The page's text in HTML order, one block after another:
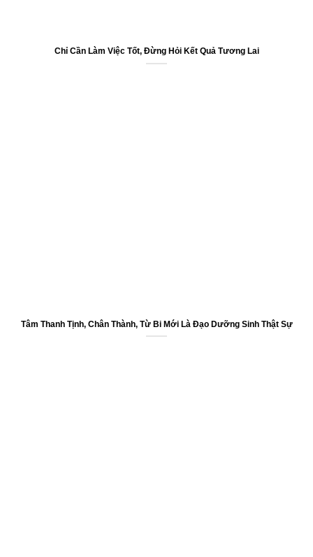
Chỉ Cần Làm Việc Tốt, Đừng Hỏi Kết Quả Tương Lai
Tâm Thanh Tịnh, Chân Thành, Từ Bi Mới Là Đạo Dưỡng Sinh Thật Sự